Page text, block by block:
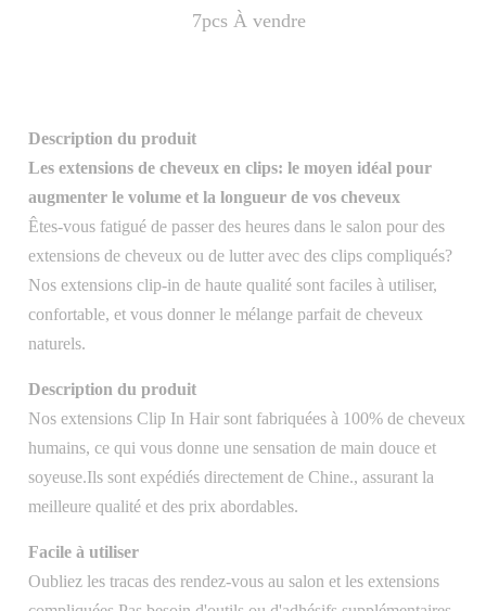
7pcs À vendre
Description du produit
Les extensions de cheveux en clips: le moyen idéal pour
augmenter le volume et la longueur de vos cheveux
Êtes-vous fatigué de passer des heures dans le salon pour des
extensions de cheveux ou de lutter avec des clips compliqués?
Nos extensions clip-in de haute qualité sont faciles à utiliser,
confortable, et vous donner le mélange parfait de cheveux
naturels.
Description du produit
Nos extensions Clip In Hair sont fabriquées à 100% de cheveux
humains, ce qui vous donne une sensation de main douce et
soyeuse.Ils sont expédiés directement de Chine., assurant la
meilleure qualité et des prix abordables.
Facile à utiliser
Oubliez les tracas des rendez-vous au salon et les extensions